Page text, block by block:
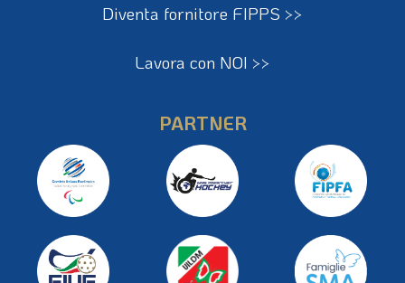
Diventa fornitore FIPPS >>
Lavora con NOI >>
PARTNER